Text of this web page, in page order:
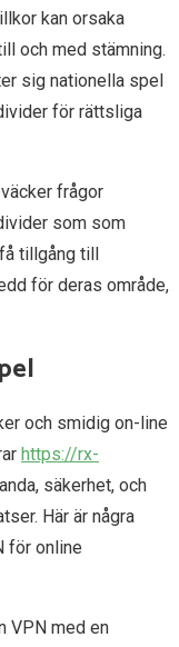
kan orsaka
och med stämning.
sig nationella spel
för rättsliga
frågor
som som
tillgång till
för deras område,
och smidig on-line
https://rx-
säkerhet, och
Här är några
för online
VPN med en